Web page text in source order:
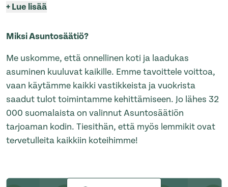
+Lue lisää
Miksi Asuntosäätiö?
Me uskomme, että onnellinen koti ja laadukas
asuminen kuuluvat kaikille. Emme tavoittele voittoa,
vaan käytämme kaikki vastikkeista ja vuokrista
saadut tulot toimintamme kehittämiseen. Jo lähes 32
000 suomalaista on valinnut Asuntosäätiön
tarjoaman kodin. Tiesithän, että myös lemmikit ovat
tervetulleita kaikkiin koteihimme!